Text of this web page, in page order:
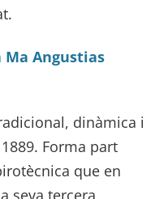
Ma Angustias
dinàmica i
Forma part
que en
seva tercera